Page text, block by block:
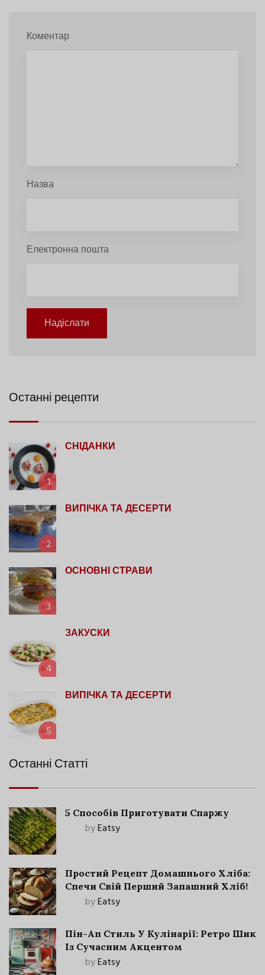
Коментар
Назва
Електронна пошта
Надіслати
Останні рецепти
1
СНІДАНКИ
2
ВИПІЧКА ТА ДЕСЕРТИ
3
ОСНОВНІ СТРАВИ
4
ЗАКУСКИ
5
ВИПІЧКА ТА ДЕСЕРТИ
Останні Статті
5 Способів Приготувати Спаржу
byEatsy
Простий Рецепт Домашнього Хліба:
Спечи Свій Перший Запашний Хліб!
byEatsy
Пін-Ап Стиль У Кулінарії: Ретро Шик
Із Сучасним Акцентом
byEatsy